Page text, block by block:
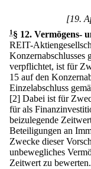
[19.
1§ 12. Vermögens-
REIT-
Konzernabschlusses
verpflichtet, ist für
15 auf den
Einzelabschluss
[2] Dabei ist für
für als
beizulegende
Beteiligungen an
Zwecke dieser
unbewegliches
Zeitwert zu bewerten.